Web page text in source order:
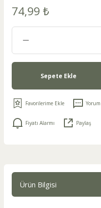
74,99 ₺
Sepete Ekle
Fiyatı Alarmı Paylaş
Ürün Bilgisi